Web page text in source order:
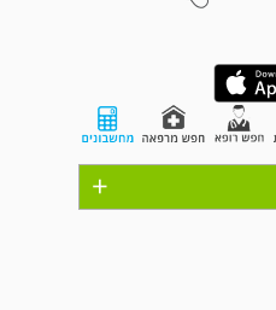
+